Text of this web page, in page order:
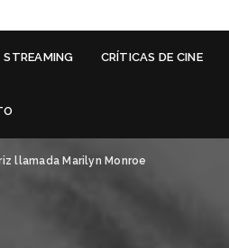
STREAMING CRÍTICAS DE CINE
llamada Marilyn Monroe